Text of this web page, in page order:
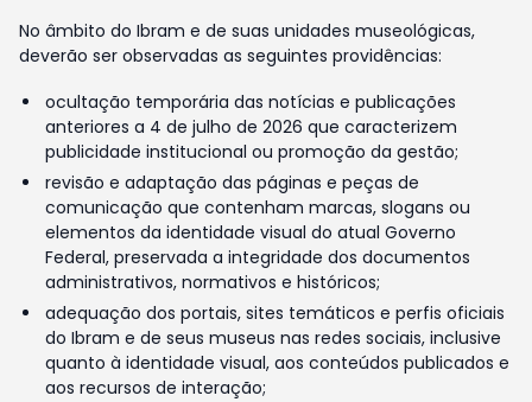
No âmbito do Ibram e de suas unidades museológicas,
deverão ser observadas as seguintes providências:
ocultação temporária das notícias e publicações
anteriores a 4 de julho de 2026 que caracterizem
publicidade institucional ou promoção da gestão;
revisão e adaptação das páginas e peças de
comunicação que contenham marcas, slogans ou
elementos da identidade visual do atual Governo
Federal, preservada a integridade dos documentos
administrativos, normativos e históricos;
adequação dos portais, sites temáticos e perfis oficiais
do Ibram e de seus museus nas redes sociais, inclusive
quanto à identidade visual, aos conteúdos publicados e
aos recursos de interação;